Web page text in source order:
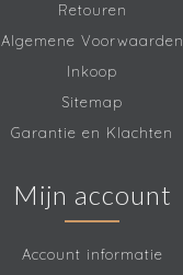
Retouren
Algemene Voorwaarden
Inkoop
Sitemap
Garantie en Klachten
Mijn account
Account informatie